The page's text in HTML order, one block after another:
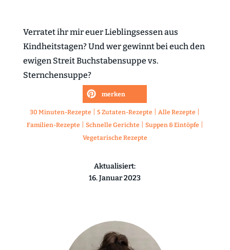
Verratet ihr mir euer Lieblingsessen aus
Kindheitstagen? Und wer gewinnt bei euch den
ewigen Streit Buchstabensuppe vs.
Sternchensuppe?
merken
30 Minuten-Rezepte |5 Zutaten-Rezepte |Alle Rezepte
Familien-Rezepte Schnelle Gerichte Suppen & Eintöpfe
Vegetarische Rezepte
Aktualisiert:
16. Januar 2023